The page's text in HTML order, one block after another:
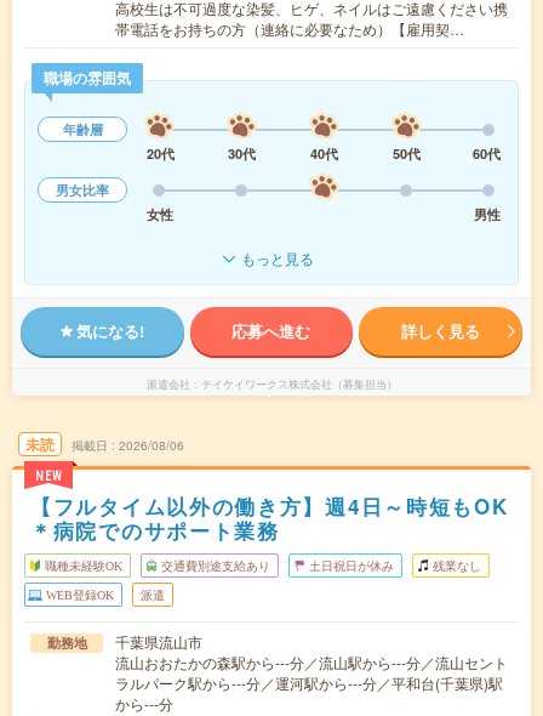
高校生は不可過度な染髪、ヒゲ、ネイルはご遠慮ください携
帯電話をお持ちの方（連絡に必要なため）【雇用契…
職場の雰囲気
年齢層
20代
30代 40代 50代
60代
男女比率
女性
男性
もっと見る
気になる! 応募へ進む 詳しく見る
派遣会社 テイケイワークス株式会社（募集担当）
未読
NEW
掲載日 2026/08/06
【フルタイム以外の働き方】週4日～時短もOK
＊病院でのサポート業務
職種未経験OK 交通費別途支給あり 土日祝日が休み 残業なし
WEB登録OK 派遣
勤務地
千葉県流山市
流山おおたかの森駅から---分／流山駅から---分／流山セント
ラルパーク駅から---分／運河駅から---分／平和台(千葉県)駅
から---分